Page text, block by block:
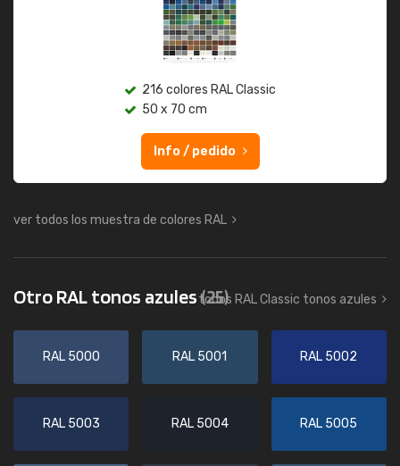
216 colores RAL Classic
50 x 70 cm
Info / pedido
ver todos los muestra de colores RAL
Otro RAL tonos azules(25)
todos RAL Classic tonos azules
RAL 5000 RAL 5001 RAL 5002
RAL 5003 RAL 5004 RAL 5005